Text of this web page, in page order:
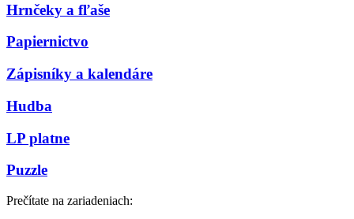
Hrnčeky a fľaše
Papiernictvo
Zápisníky a kalendáre
Hudba
LP platne
Puzzle
Prečítate na zariadeniach: